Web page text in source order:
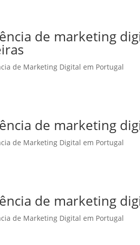
de marketing
de Marketing Digital em Portugal
de marketing
de Marketing Digital em Portugal
de marketing
de Marketing Digital em Portugal